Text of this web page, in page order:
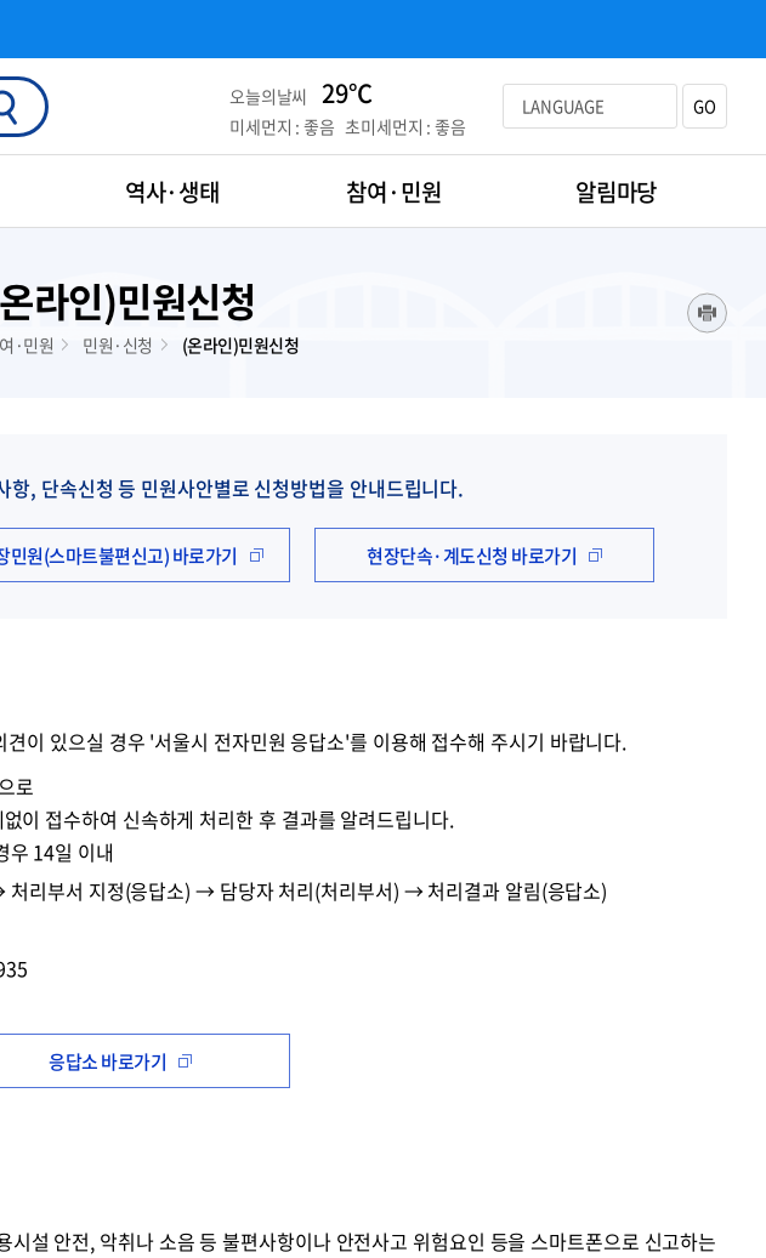
오늘의날씨 29℃
미세먼지 : 좋음 초미세먼지 : 좋음
LANGUAGE GO
역사·생태 참여·민원 알림마당
라인)민원신청
·민원 민원·신청 (온라인)민원신청
항, 단속신청 등 민원사안별로 신청방법을 안내드립니다.
민원(스마트불편신고) 바로가기 현장단속·계도신청 바로가기
이 있으실 경우 '서울시 전자민원 응답소'를 이용해 접수해 주시기 바랍니다.
로
이 접수하여 신속하게 처리한 후 결과를 알려드립니다.
우 14일 이내
리부서 지정(응답소) → 담당자 처리(처리부서) → 처리결과 알림(응답소)
응답소 바로가기
설 안전, 악취나 소음 등 불편사항이나 안전사고 위험요인 등을 스마트폰으로 신고하는